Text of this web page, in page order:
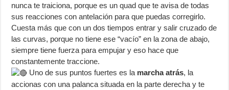
nunca te traiciona, porque es un quad que te avisa de todas
sus reacciones con antelación para que puedas corregirlo.
Cuesta más que con un dos tiempos entrar y salir cruzado de
las curvas, porque no tiene ese “vacío” en la zona de abajo,
siempre tiene fuerza para empujar y eso hace que
constantemente traccione.
Uno de sus puntos fuertes es la marcha atrás, la
accionas con una palanca situada en la parte derecha y te